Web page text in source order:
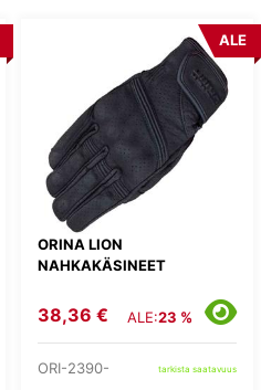
ORINA LION
NAHKAKÄSINEET
ALE
38,36 € ALE:23 %
ORI-2390- tarkista saatavuus